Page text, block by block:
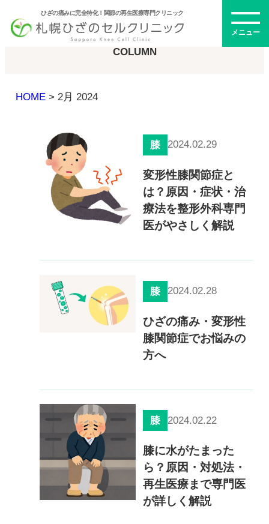
ひざの痛みに完全特化！関節の再生医療専門クリニック
メニュー
メニュー・料金
ひざの再生医療とは
幹細胞治療
慢性疼痛
再生医療とは
症例
よくある質問
クリニック紹介
採用情報 コラム
コラム
COLUMN
HOME> 2月 2024
膝 2024.02.29
変形性膝関節症と
は？原因・症状・治
療法を整形外科専門
医がやさしく解説
膝 2024.02.28
ひざの痛み・変形性
膝関節症でお悩みの
方へ
膝 2024.02.22
膝に水がたまった
ら？原因・対処法・
再生医療まで専門医
が詳しく解説